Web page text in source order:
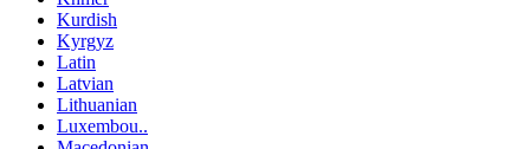
Kurdish
Kyrgyz
Latin
Latvian
Lithuanian
Luxembou..